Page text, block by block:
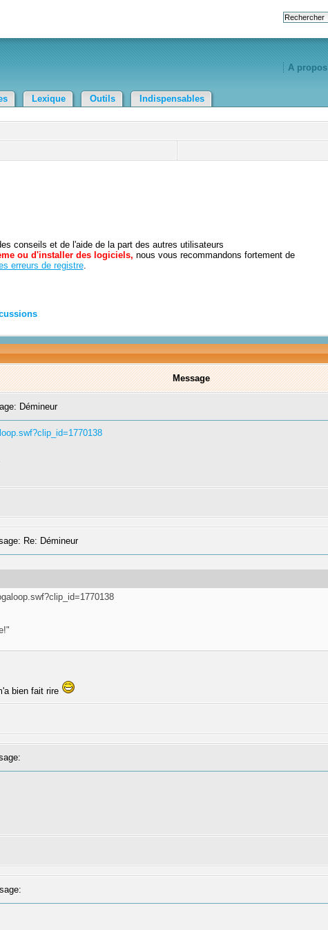
A propos
Lexique Outils Indispensables
conseils et de l'aide de la part des autres utilisateurs
ou d'installer des logiciels, nous vous recommandons fortement de
erreurs de registre.
Message
Démineur
Re: Démineur
bien fait rire